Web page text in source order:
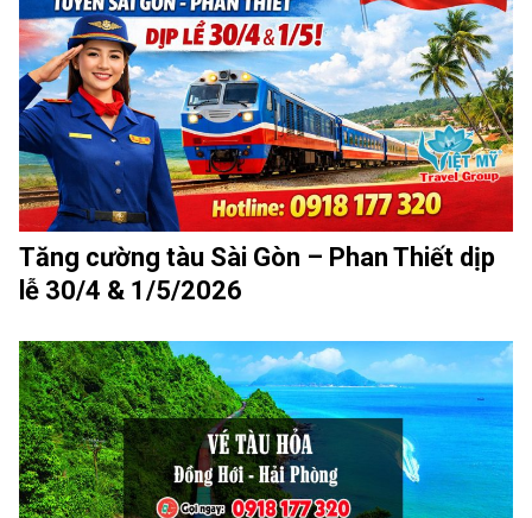
Tăng cường tàu Sài Gòn – Phan Thiết dịp
lễ 30/4 & 1/5/2026